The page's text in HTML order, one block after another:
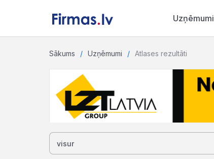
Uzņēmumi
Sākums Uzņēmumi Atlases rezultāti